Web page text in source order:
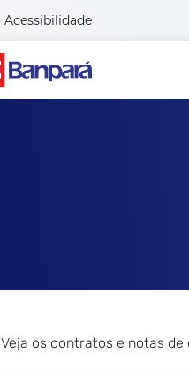
Acessibilidade
Veja os contratos e notas de